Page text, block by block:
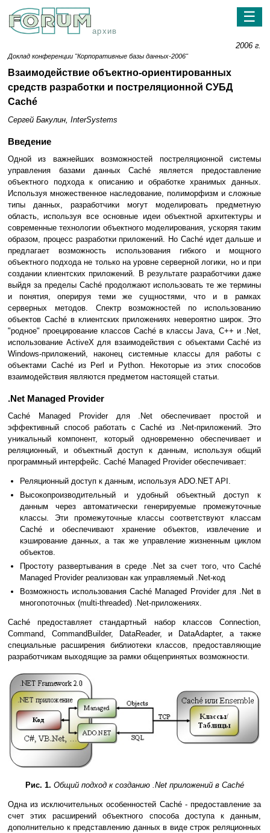
архив
☰
2006 г.
Доклад конференции "Корпоративные базы данных-2006"
Взаимодействие объектно-ориентированных
средств разработки и постреляционной СУБД
Caché
Сергей Бакулин, InterSystems
Введение
Одной из важнейших возможностей постреляционной системы
управления базами данных Caché является предоставление
объектного подхода к описанию и обработке хранимых данных.
Используя множественное наследование, полиморфизм и сложные
типы данных, разработчики могут моделировать предметную
область, используя все основные идеи объектной архитектуры и
современные технологии объектного моделирования, ускоряя таким
образом, процесс разработки приложений. Но Caché идет дальше и
предлагает возможность использования гибкого и мощного
объектного подхода не только на уровне серверной логики, но и при
создании клиентских приложений. В результате разработчики даже
выйдя за пределы Caché продолжают использовать те же термины
и понятия, оперируя теми же сущностями, что и в рамках
серверных методов. Спектр возможностей по использованию
объектов Caché в клиентских приложениях невероятно широк. Это
"родное" проецирование классов Caché в классы Java, C++ и .Net,
использование ActiveX для взаимодействия с объектами Caché из
Windows-приложений, наконец системные классы для работы с
объектами Caché из Perl и Python. Некоторые из этих способов
взаимодействия являются предметом настоящей статьи.
.Net Managed Provider
Caché Managed Provider для .Net обеспечивает простой и
эффективный способ работать с Caché из .Net-приложений. Это
уникальный компонент, который одновременно обеспечивает и
реляционный, и объектный доступ к данным, используя общий
программный интерфейс. Caché Managed Provider обеспечивает:
Реляционный доступ к данным, используя ADO.NET API.
Высокопроизводительный и удобный объектный доступ к
данным через автоматически генерируемые промежуточные
классы. Эти промежуточные классы соответствуют классам
Caché и обеспечивают хранение объектов, извлечение и
кэширование данных, а так же управление жизненным циклом
объектов.
Простоту развертывания в среде .Net за счет того, что Caché
Managed Provider реализован как управляемый .Net-код
Возможность использования Caché Managed Provider для .Net в
многопоточных (multi-threaded) .Net-приложениях.
Caché предоставляет стандартный набор классов Connection,
Command, CommandBuilder, DataReader, и DataAdapter, а также
специальные расширения библиотеки классов, предоставляющие
разработчикам выходящие за рамки общепринятых возможности.
Рис. 1. Общий подход к созданию .Net приложений в Caché
Одна из исключительных особенностей Caché - предоставление за
счет этих расширений объектного способа доступа к данным,
дополнительно к представлению данных в виде строк реляционных